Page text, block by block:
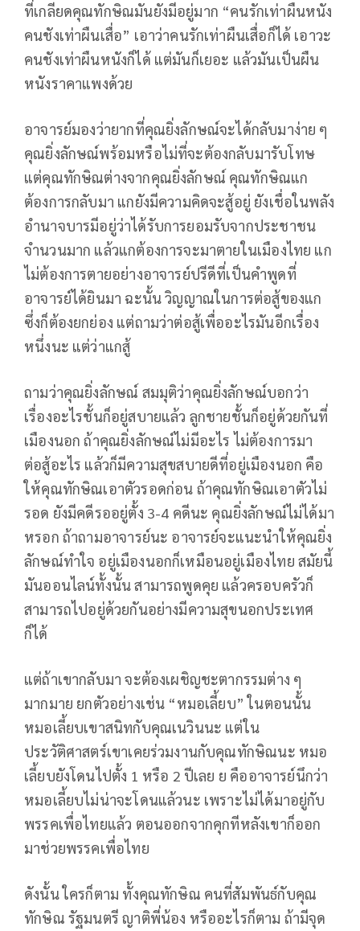
ที่เกลียดคุณทักษิณมันยังมีอยู่มาก “คนรักเท่าผืนหนัง
คนชังเท่าผืนเสื่อ” เอาว่าคนรักเท่าผืนเสื่อก็ได้ เอาวะ
คนชังเท่าผืนหนังก็ได้ แต่มันก็เยอะ แล้วมันเป็นผืน
หนังราคาแพงด้วย
อาจารย์มองว่ายากที่คุณยิ่งลักษณ์จะได้กลับมาง่าย ๆ
คุณยิ่งลักษณ์พร้อมหรือไม่ที่จะต้องกลับมารับโทษ
แต่คุณทักษิณต่างจากคุณยิ่งลักษณ์ คุณทักษิณแก
ต้องการกลับมา แกยังมีความคิดจะสู้อยู่ ยังเชื่อในพลัง
อำนาจบารมีอยู่ว่าได้รับการยอมรับจากประชาชน
จำนวนมาก แล้วแกต้องการจะมาตายในเมืองไทย แก
ไม่ต้องการตายอย่างอาจารย์ปรีดีที่เป็นคำพูดที่
อาจารย์ได้ยินมา ฉะนั้น วิญญาณในการต่อสู้ของแก
ซึ่งก็ต้องยกย่อง แต่ถามว่าต่อสู้เพื่ออะไรมันอีกเรื่อง
หนึ่งนะ แต่ว่าแกสู้
ถามว่าคุณยิ่งลักษณ์ สมมุติว่าคุณยิ่งลักษณ์บอกว่า
เรื่องอะไรชั้นก็อยู่สบายแล้ว ลูกชายชั้นก็อยู่ด้วยกันที่
เมืองนอก ถ้าคุณยิ่งลักษณ์ไม่มีอะไร ไม่ต้องการมา
ต่อสู้อะไร แล้วก็มีความสุขสบายดีที่อยู่เมืองนอก คือ
ให้คุณทักษิณเอาตัวรอดก่อน ถ้าคุณทักษิณเอาตัวไม่
รอด ยังมีคดีรออยู่ตั้ง 3-4 คดีนะ คุณยิ่งลักษณ์ไม่ได้มา
หรอก ถ้าถามอาจารย์นะ อาจารย์จะแนะนำให้คุณยิ่ง
ลักษณ์ทำใจ อยู่เมืองนอกก็เหมือนอยู่เมืองไทย สมัยนี้
มันออนไลน์ทั้งนั้น สามารถพูดคุย แล้วครอบครัวก็
สามารถไปอยู่ด้วยกันอย่างมีความสุขนอกประเทศ
ก็ได้
แต่ถ้าเขากลับมา จะต้องเผชิญชะตากรรมต่าง ๆ
มากมาย ยกตัวอย่างเช่น “หมอเลี้ยบ” ในตอนนั้น
หมอเลี้ยบเขาสนิทกับคุณเนวินนะ แต่ใน
ประวัติศาสตร์เขาเคยร่วมงานกับคุณทักษิณนะ หมอ
เลี้ยบยังโดนไปตั้ง 1 หรือ 2 ปีเลย ย คืออาจารย์นึกว่า
หมอเลี้ยบไม่น่าจะโดนแล้วนะ เพราะไม่ได้มาอยู่กับ
พรรคเพื่อไทยแล้ว ตอนออกจากคุกทีหลังเขาก็ออก
มาช่วยพรรคเพื่อไทย
ดังนั้น ใครก็ตาม ทั้งคุณทักษิณ คนที่สัมพันธ์กับคุณ
ทักษิณ รัฐมนตรี ญาติพี่น้อง หรืออะไรก็ตาม ถ้ามีจุด